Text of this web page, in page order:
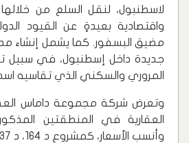
لاسطنبول، لنقل السلع من
واقتصادية بعيدةٍ عن القيود
مضيق البسفور. كما يشمل إنشاء
جديدة داخل إسطنبول، في سبيل
المروري والسكني الذي تقاسيه
وتعرض شركة مجموعة داماس
العقارية في المنطقتين
وأنسب الأسعار، كمشروع د 164، د 137، د 201.